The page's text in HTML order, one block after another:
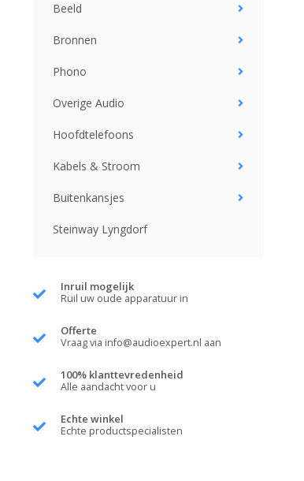
Beeld
Bronnen
Phono
Overige Audio
Hoofdtelefoons
Kabels & Stroom
Buitenkansjes
Steinway Lyngdorf
Inruil mogelijk
Ruil uw oude apparatuur in
Offerte
Vraag via info@audioexpert.nl aan
100% klanttevredenheid
Alle aandacht voor u
Echte winkel
Echte productspecialisten